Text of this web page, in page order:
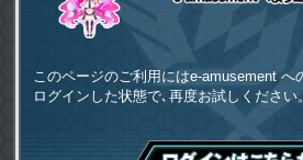
このページのご利用にはe-amusement へ
ログインした状態で､再度お試しください。